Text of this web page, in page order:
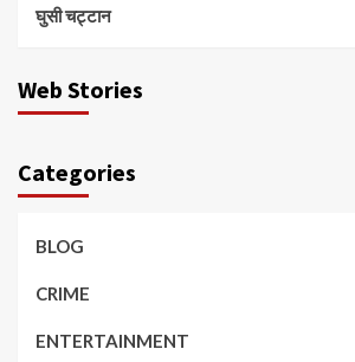
घुसी चट्टान
Web Stories
Categories
BLOG
CRIME
ENTERTAINMENT